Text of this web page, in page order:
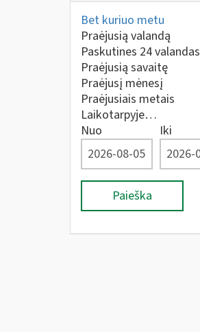
Bet kuriuo metu
Praėjusią valandą
Paskutines 24 valandas
Praėjusią savaitę
Praėjusį mėnesį
Praėjusiais metais
Laikotarpyje…
Nuo
Iki
Paieška